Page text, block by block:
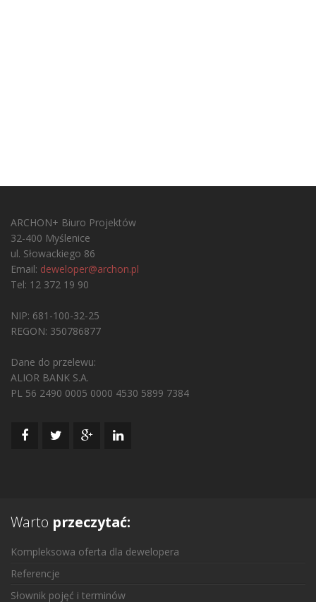
ARCHON+ Biuro Projektów
32-400 Myślenice
ul. Słowackiego 86
Email: deweloper@archon.pl
Tel: 12 372 19 90
NIP: 681-100-32-25
REGON: 350786877
Dane do przelewu:
ALIOR BANK S.A.
PL 56 2490 0005 0000 4530 5899 7384
Warto przeczytać:
Kompleksowa oferta dla dewelopera
Referencje
Słownik pojęć i terminów